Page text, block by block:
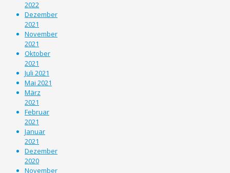
2022
Dezember
2021
November
2021
Oktober
2021
Juli 2021
Mai 2021
März
2021
Februar
2021
Januar
2021
Dezember
2020
November